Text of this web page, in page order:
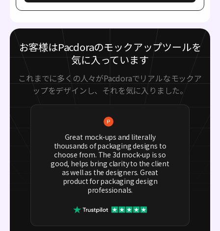
お客様はPacdoraのモックアップツールを
気に入っています
これまでに多くの人々がPacdoraでリアルなモックア
ップをデザインし、それを気に入りました。
Great mock-ups and literally
thousands of packaging designs to
choose from. The 3d mock-up is so
good, helps bring clarity to the client
as well as the designers. Great
product for packaging design
professionals.